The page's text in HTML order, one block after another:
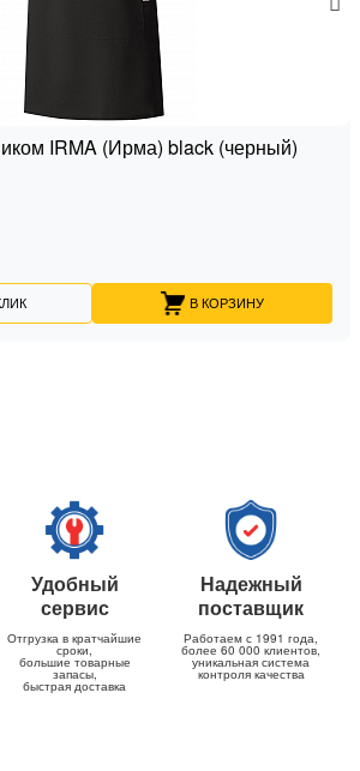
IRMA (Ирма) black (черный)
В КОРЗИНУ
Удобный
сервис
Отгрузка в кратчайшие
сроки,
большие товарные
запасы,
быстрая доставка
Надежный
поставщик
Работаем с 1991 года,
более 60 000 клиентов,
уникальная система
контроля качества